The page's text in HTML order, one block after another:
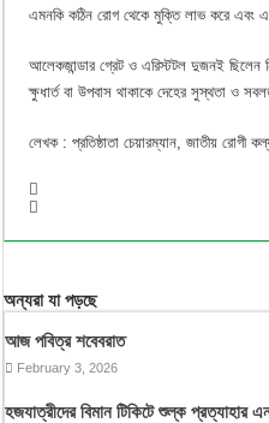
এমনকি কঠিন রোগ থেকে মুক্তি লাভ করে এবং
আলেকজান্ডার গ্রেট ও এরিস্টটল দুজনই ছিলেন
ক্ষুধার্ত বা উপবাস থাকাকে দেহের সুস্থতা ও
লেখক : প্রতিষ্ঠাতা চেয়ারম্যান, জাতীয় রোগী
অন্যরা যা পড়ছে
আজ পবিত্র শবেবরাত
February 3, 2026
হজযাত্রীদের বিমান টিকিটে শুল্ক প্রত্যাহার